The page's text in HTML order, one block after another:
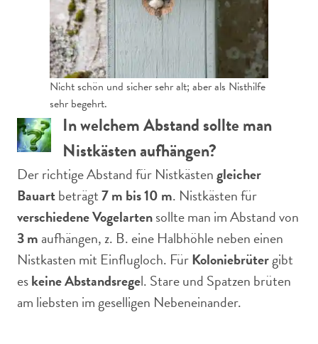
Nicht schön und sicher sehr alt; aber als Nisthilfe
sehr begehrt.
In welchem Abstand sollte man
Nistkästen aufhängen?
Der richtige Abstand für Nistkästengleicher
Bauartbeträgt7 m bis 10 m. Nistkästen für
verschiedene Vogelartensollte man im Abstand von
3 m aufhängen, z. B. eine Halbhöhle neben einen
Nistkasten mit Einflugloch. FürKoloniebrütergibt
eskeine Abstandsregel. Stare und Spatzen brüten
am liebsten im geselligen Nebeneinander.